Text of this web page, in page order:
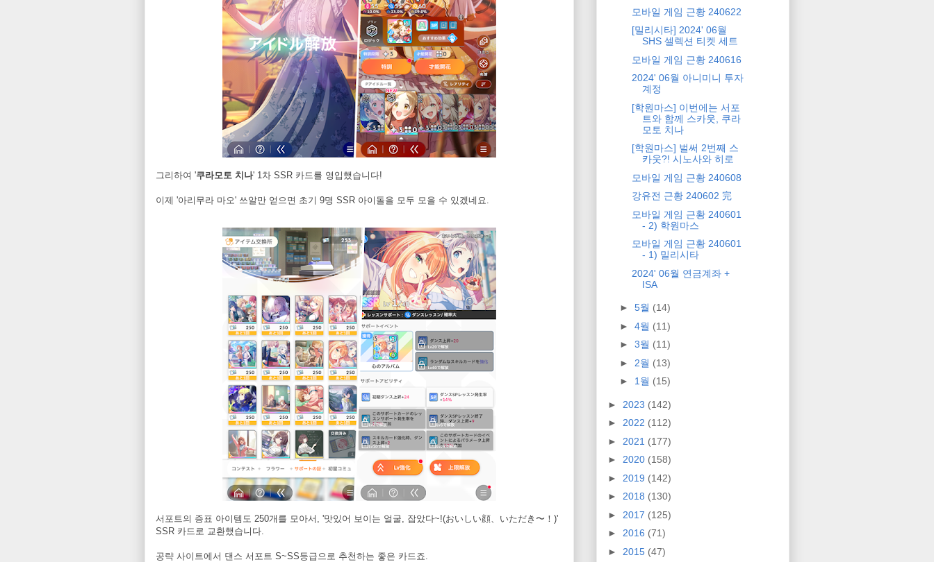
그리하여 '쿠라모토 치나' 1차 SSR 카드를 영입했습니다!
이제 '아리무라 마오' 쓰알만 얻으면 초기 9명 SSR 아이돌을 모두 모을 수 있겠네요.
서포트의 증표 아이템도 250개를 모아서, '맛있어 보이는 얼굴, 잡았다~!(おいしい顔、いただき〜！)'
SSR 카드로 교환했습니다.
공략 사이트에서 댄스 서포트 S~SS등급으로 추천하는 좋은 카드죠.
모바일 게임 근황 240622
[밀리시타] 2024' 06월
SHS 셀렉션 티켓 세트
모바일 게임 근황 240616
2024' 06월 아니미니 투자
계정
[학원마스] 이번에는 서포
트와 함께 스카웃, 쿠라
모토 치나
[학원마스] 벌써 2번째 스
카웃?! 시노사와 히로
모바일 게임 근황 240608
강유전 근황 240602 完
모바일 게임 근황 240601
- 2) 학원마스
모바일 게임 근황 240601
- 1) 밀리시타
2024' 06월 연금계좌 +
ISA
► 5월 (14)
► 4월 (11)
► 3월 (11)
► 2월 (13)
► 1월 (15)
► 2023 (142)
► 2022 (112)
► 2021 (177)
► 2020 (158)
► 2019 (142)
► 2018 (130)
► 2017 (125)
► 2016 (71)
► 2015 (47)